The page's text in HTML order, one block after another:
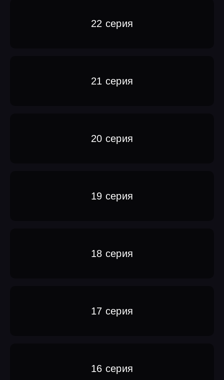
22 серия
21 серия
20 серия
19 серия
18 серия
17 серия
16 серия